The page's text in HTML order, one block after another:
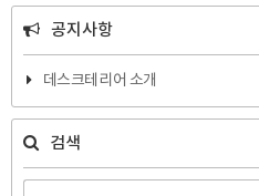
공지사항
데스크테리어 소개
검색